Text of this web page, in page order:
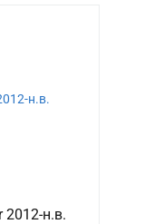
2012-н.в.